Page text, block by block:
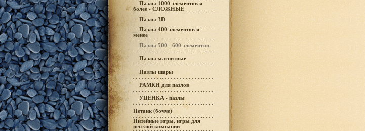
Пазлы 1000 элементов и
более - СЛОЖНЫЕ
Пазлы 3D
Пазлы 400 элементов и
менее
Пазлы 500 - 600 элементов
Пазлы магнитные
Пазлы шары
РАМКИ для пазлов
УЦЕНКА - пазлы
Петанк (бочче)
Питейные игры, игры для
весёлой компании